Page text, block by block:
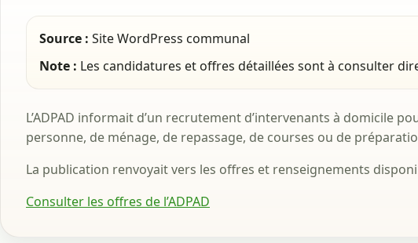
Source : Site WordPress communal
Note : Les candidatures et offres détaillées sont à consulter
L’ADPAD informait d’un recrutement d’intervenants à domicile
personne, de ménage, de repassage, de courses ou de
La publication renvoyait vers les offres et renseignements
Consulter les offres de l’ADPAD